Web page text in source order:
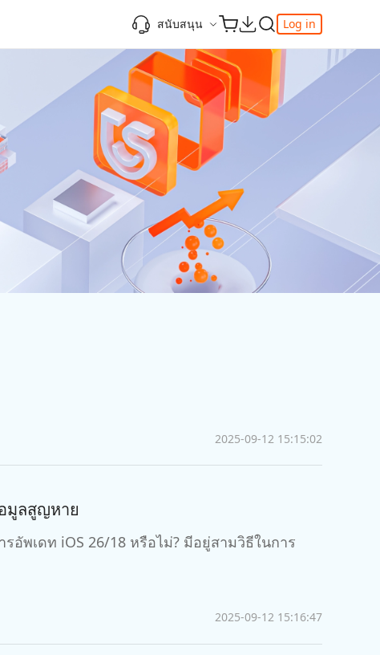
สนับสนุน
ศูนย์ช่วยเหลือ
ติดต่อเรา
เกี่ยวกับเรา
อัพเดทการสมัครสมาชิก
Log in
ความรู้เพิ่มเติม
ดาวน์เกรด iOS 26
แก้ไข iOS 26 ค้าง
วิธีใช้ Apple Music Automix
เคล็ดลับเพิ่มเติม
iPhone 17
ความรู้เพิ่มเติม
เพิ่มภาพถ่าย 3D บน iOS 26
ios 26 wallpaper
ios 26 vs ios 18
เปิดโหมดนักพัฒนาบน iOS 26
ดู netflix ไม่ได้ ios 26
ความรู้เพิ่มเติม
เครื่องมือเปลี่ยนตำแหน่ง Pokemon Go ที่ดี
ที่สุด
เปลี่ยนภูมิภาค ios
iphone ถูกล็อคกับเจ้าของเครื่อง
ดาวน์โหลดเครื่องมือ FRP Unlocker All-In-
One ฟรี
AI-Powered
ของ
จุดเด่น
สำรวจ Tenorshare AI พร้อมฟีเจอร์ใหม่ที่น่า
วิดีโอยอดนิยม
วิดีโอแนะนำของ Tenorshare นำเสนอคำ
แนะนำทีละขั้นตอนที่ชัดเจนเพื่อช่วยให้คุณ
เข้าใจข้อมูลผลิตภัณฑ์ที่จำเป็นได้อย่าง
รวดเร็ว
2025-09-12 15:15:02
มูลสูญหาย
พเดท iOS 26/18 หรือไม่? มีอยู่สามวิธีในการ
2025-09-12 15:16:47